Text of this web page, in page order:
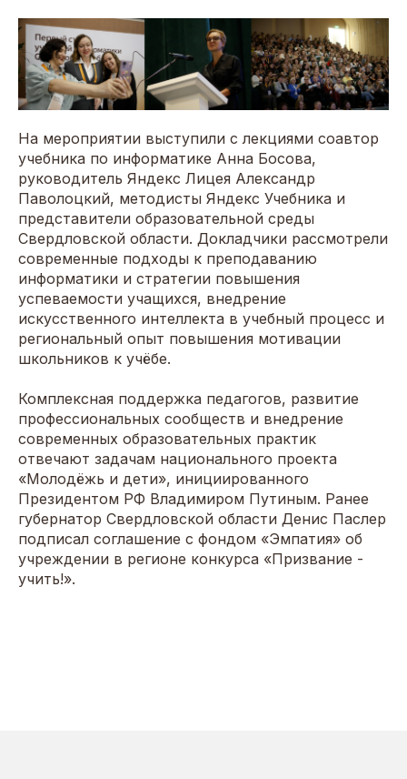
На мероприятии выступили с лекциями соавтор
учебника по информатике Анна Босова,
руководитель Яндекс Лицея Александр
Паволоцкий, методисты Яндекс Учебника и
представители образовательной среды
Свердловской области. Докладчики рассмотрели
современные подходы к преподаванию
информатики и стратегии повышения
успеваемости учащихся, внедрение
искусственного интеллекта в учебный процесс и
региональный опыт повышения мотивации
школьников к учёбе.
Комплексная поддержка педагогов, развитие
профессиональных сообществ и внедрение
современных образовательных практик
отвечают задачам национального проекта
«Молодёжь и дети», инициированного
Президентом РФ Владимиром Путиным. Ранее
губернатор Свердловской области Денис Паслер
подписал соглашение с фондом «Эмпатия» об
учреждении в регионе конкурса «Призвание -
учить!».